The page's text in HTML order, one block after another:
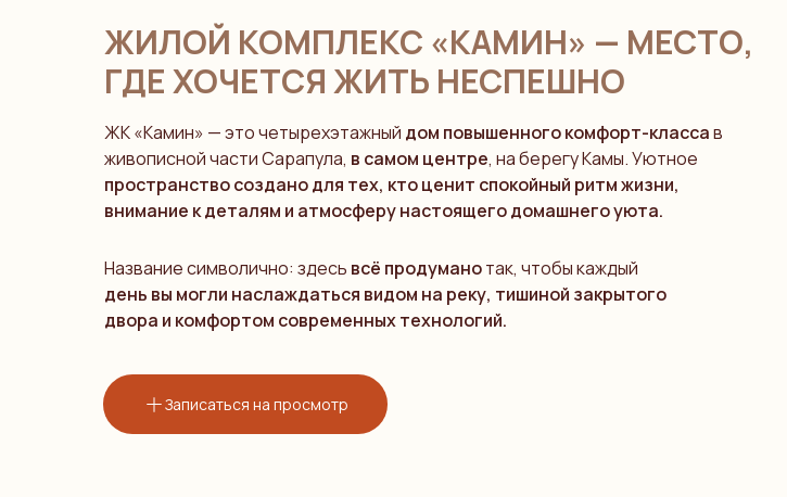
ЖИЛОЙ КОМПЛЕКС «КАМИН» — МЕСТО,
ГДЕ ХОЧЕТСЯ ЖИТЬ НЕСПЕШНО
Название символично: здесь всё продуманотак, чтобы каждый
день вы могли наслаждаться видом на реку, тишиной закрытого
двора и комфортом современных технологий.
ЖК «Камин» — это четырехэтажный дом повышенного комфорт-классав
живописной части Сарапула, в самом центре, на берегу Камы. Уютное
пространство создано для тех, кто ценит спокойный ритм жизни,
внимание к деталям и атмосферу настоящего домашнего уюта.
Записаться на просмотр